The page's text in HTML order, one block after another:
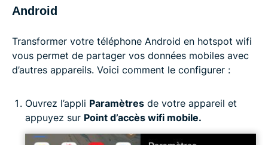
Android
Transformer votre téléphone Android en hotspot wifi
vous permet de partager vos données mobiles avec
d’autres appareils. Voici comment le configurer :
Ouvrez l’appli Paramètres de votre appareil et
appuyez sur Point d’accès wifi mobile.